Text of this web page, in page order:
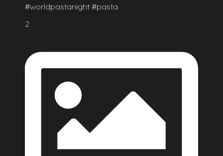
#worldpastanight #pasta
2